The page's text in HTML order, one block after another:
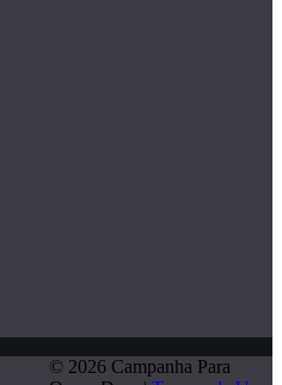
© 2026 Campanha Para